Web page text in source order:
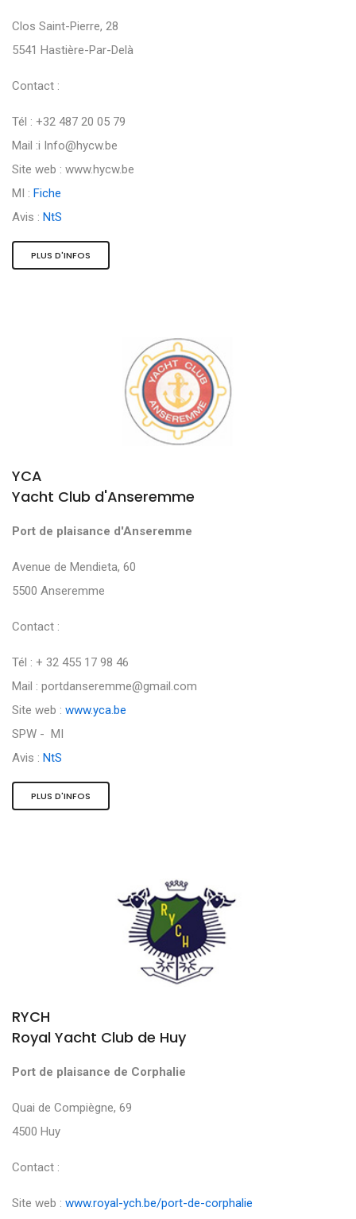
Clos Saint-Pierre, 28
5541 Hastière-Par-Delà
Contact :
Tél : +32 487 20 05 79
Mail :i Info@hycw.be
Site web : www.hycw.be
MI : Fiche
Avis : NtS
PLUS D'INFOS
YCA
Yacht Club d'Anseremme
Port de plaisance d'Anseremme
Avenue de Mendieta, 60
5500 Anseremme
Contact :
Tél : + 32 455 17 98 46
Mail : portdanseremme@gmail.com
Site web : www.yca.be
SPW - MI
Avis : NtS
PLUS D'INFOS
RYCH
Royal Yacht Club de Huy
Port de plaisance de Corphalie
Quai de Compiègne, 69
4500 Huy
Contact :
Site web : www.royal-ych.be/port-de-corphalie